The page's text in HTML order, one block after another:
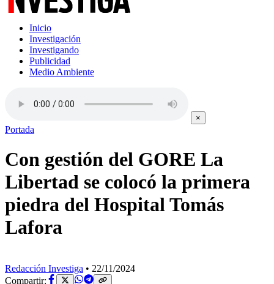
Inicio
Investigación
Investigando
Publicidad
Medio Ambiente
×
Portada
Con gestión del GORE La
Libertad se colocó la primera
piedra del Hospital Tomás
Lafora
Redacción Investiga • 22/11/2024
Compartir: